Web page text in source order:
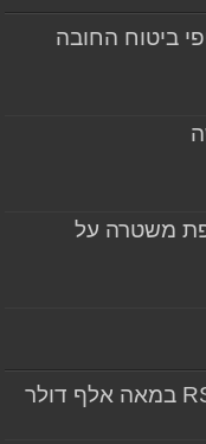
– תעריפי ביטוח החובה
משטרה על